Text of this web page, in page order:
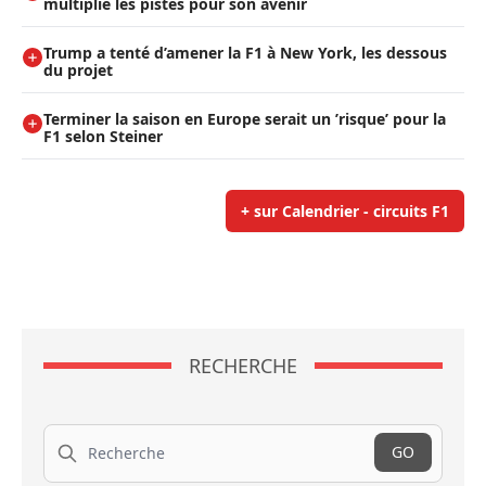
multiplie les pistes pour son avenir
Trump a tenté d’amener la F1 à New York, les dessous
du projet
Terminer la saison en Europe serait un ’risque’ pour la
F1 selon Steiner
+ sur Calendrier - circuits F1
RECHERCHE
Recherche
GO